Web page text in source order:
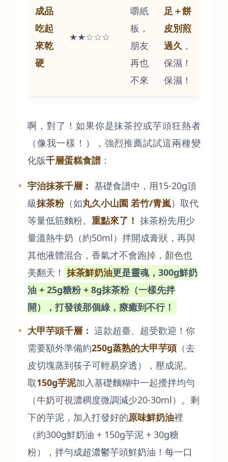
成品
吃起
來乾
硬
★★☆☆☆
嚼紙
板，
朋友
再也
不來
足＋餅
皮別煎
過久 ，
保濕！
保濕！
啊，對了！如果你是抹茶控或芋頭狂熱者
（像我一樣！），強烈推薦試試這兩種變
化版千層蛋糕食譜：
宇治抹茶千層： 基礎食譜中，用15-20g頂
級抹茶粉（如丸久小山園 若竹/青嵐）取代
等量低筋麵粉。 重點來了！ 抹茶粉先用少
量溫熱牛奶（約50ml）拌開成膏狀，再與
其他液體混合，香氣才不會跑掉，顏色也
美翻天！ 抹茶鮮奶油更是靈魂，300g鮮奶
油 + 25g糖粉 + 8g抹茶粉（一樣先拌
開），打發後那個綠，療癒到不行！
大甲芋頭千層： 這款超臺、超受歡迎！你
需要額外準備約250g蒸熟的大甲芋頭（去
皮切塊蒸到筷子可輕易穿透），壓成泥。
取150g芋泥加入基礎麵糊中一起攪拌均勻
（牛奶可視濃稠度微調減少20-30ml）。剩
下的芋泥，加入打發好的原味鮮奶油裡
（約300g鮮奶油 + 150g芋泥 + 30g糖
粉），拌勻成超濃鬱芋頭鮮奶油！每一口